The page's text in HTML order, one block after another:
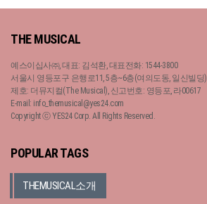
THE MUSICAL
예스이십사㈜, 대표: 김석환, 대표전화: 1544-3800
서울시 영등포구 은행로11, 5층~6층(여의도동, 일신빌딩)
제호: 더뮤지컬(The Musical), 신고번호: 영등포, 라00617
E-mail: info_themusical@yes24.com
Copyright ⓒ YES24 Corp. All Rights Reserved.
POPULAR TAGS
THEMUSICAL소개